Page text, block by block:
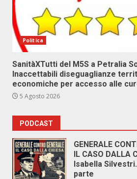
Politica
SanitàXTutti del M5S a Petralia
Inaccettabili diseguaglianze
economiche per accesso alle
5 Agosto 2026
PODCAST
GENERALE
IL CASO DALLA
Isabella
parte